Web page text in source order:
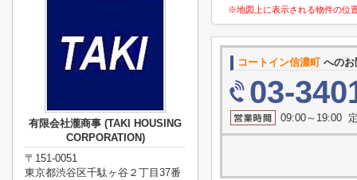
※地図上に表示される物件の位
コートイン信濃町へのお
03-
09:00～19:00
有限会社瀧商事 (TAKI HOUSING
CORPORATION)
〒151-0051
東京都渋谷区千駄ヶ谷２丁目37番